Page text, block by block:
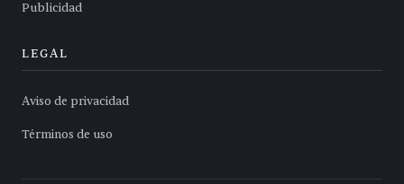
Publicidad
LEGAL
Aviso de privacidad
Términos de uso